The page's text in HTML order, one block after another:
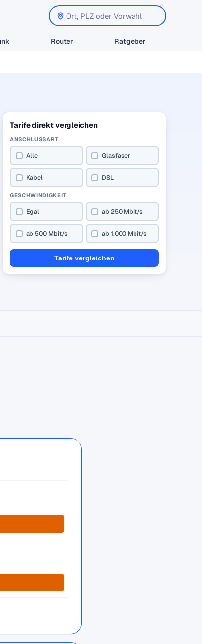
Router Ratgeber
Tarife direkt vergleichen
ANSCHLUSSART
Alle Glasfaser
Kabel DSL
GESCHWINDIGKEIT
Egal ab 250 Mbit/s
ab 500 Mbit/s ab 1.000 Mbit/s
Tarife vergleichen